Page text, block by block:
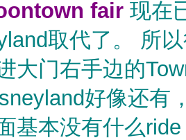
fair 现在
取代了。 所
大门右手边的
好像还有
基本没有什么ride